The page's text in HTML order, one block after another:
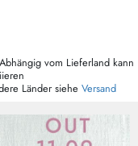
vom Lieferland kann
Länder siehe Versand